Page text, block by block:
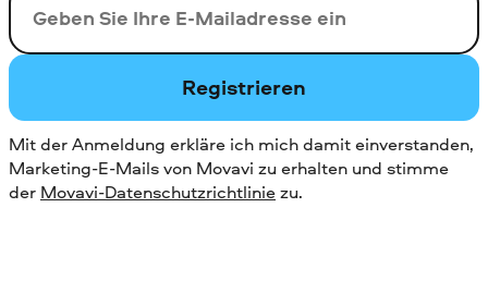
Ihre E-Mail-Addresse
Registrieren
Mit der Anmeldung erkläre ich mich damit einverstanden,
Marketing-E-Mails von Movavi zu erhalten und stimme
der Movavi-Datenschutzrichtliniezu.